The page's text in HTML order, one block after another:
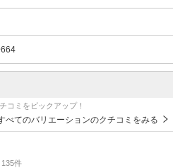
コミをピックアップ！
べてのバリエーションのクチコミをみる
件